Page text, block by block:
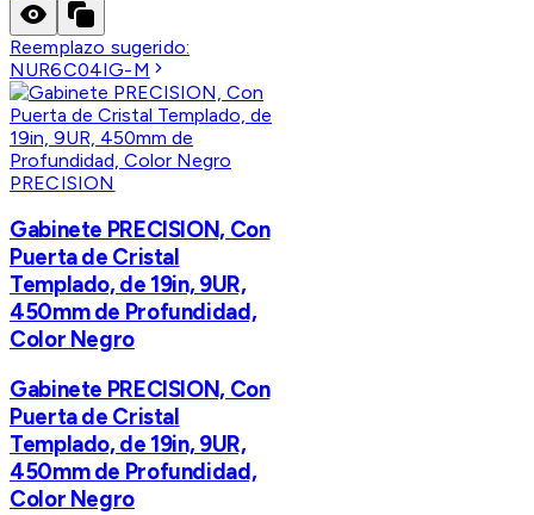
Reemplazo sugerido:
NUR6C04IG-M
PRECISION
Gabinete PRECISION, Con
Puerta de Cristal
Templado, de 19in, 9UR,
450mm de Profundidad,
Color Negro
Gabinete PRECISION, Con
Puerta de Cristal
Templado, de 19in, 9UR,
450mm de Profundidad,
Color Negro